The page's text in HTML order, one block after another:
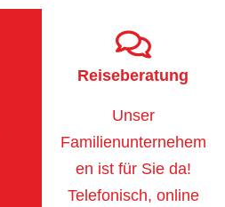
Reiseberatung
Unser
Familienunternehem
en ist für Sie da!
Telefonisch, online